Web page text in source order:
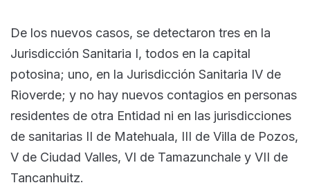
De los nuevos casos, se detectaron tres en la
Jurisdicción Sanitaria I, todos en la capital
potosina; uno, en la Jurisdicción Sanitaria IV de
Rioverde; y no hay nuevos contagios en personas
residentes de otra Entidad ni en las jurisdicciones
de sanitarias II de Matehuala, III de Villa de Pozos,
V de Ciudad Valles, VI de Tamazunchale y VII de
Tancanhuitz.